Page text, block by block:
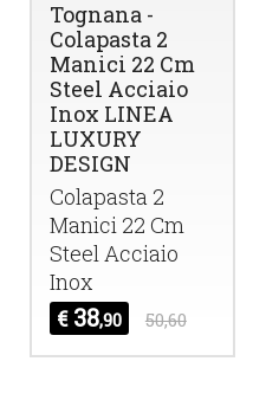
Tognana -
Colapasta 2
Manici 22 Cm
Steel Acciaio
Inox LINEA
LUXURY
DESIGN
Colapasta 2
Manici 22 Cm
Steel Acciaio
Inox
€ 38,90 50,60